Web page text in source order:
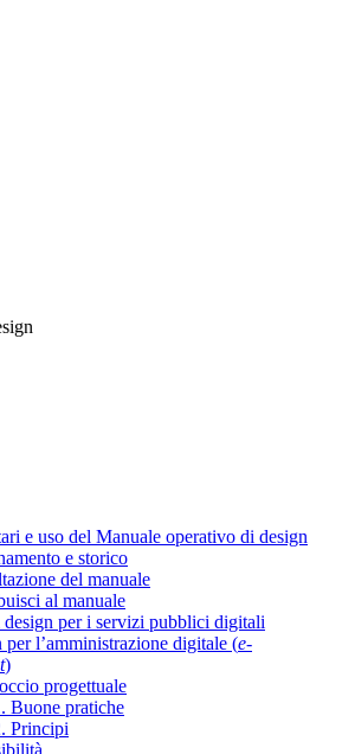
e uso del Manuale operativo di design
e storico
del manuale
al manuale
per i servizi pubblici digitali
per l’amministrazione digitale (e-
)
progettuale
Buone pratiche
Principi